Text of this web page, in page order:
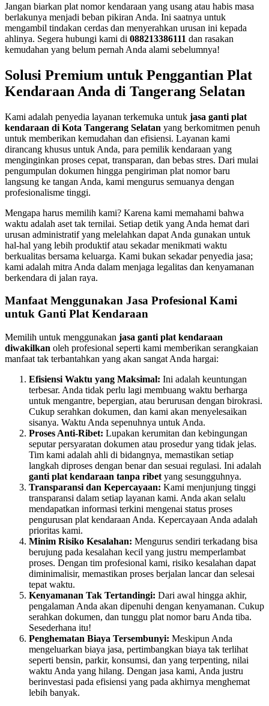
Jangan biarkan plat nomor kendaraan yang usang atau habis masa
berlakunya menjadi beban pikiran Anda. Ini saatnya untuk
mengambil tindakan cerdas dan menyerahkan urusan ini kepada
ahlinya. Segera hubungi kami di 088213386111 dan rasakan
kemudahan yang belum pernah Anda alami sebelumnya!
Solusi Premium untuk Penggantian Plat
Kendaraan Anda di Tangerang Selatan
Kami adalah penyedia layanan terkemuka untuk jasa ganti plat
kendaraan di Kota Tangerang Selatan yang berkomitmen penuh
untuk memberikan kemudahan dan efisiensi. Layanan kami
dirancang khusus untuk Anda, para pemilik kendaraan yang
menginginkan proses cepat, transparan, dan bebas stres. Dari mulai
pengumpulan dokumen hingga pengiriman plat nomor baru
langsung ke tangan Anda, kami mengurus semuanya dengan
profesionalisme tinggi.
Mengapa harus memilih kami? Karena kami memahami bahwa
waktu adalah aset tak ternilai. Setiap detik yang Anda hemat dari
urusan administratif yang melelahkan dapat Anda gunakan untuk
hal-hal yang lebih produktif atau sekadar menikmati waktu
berkualitas bersama keluarga. Kami bukan sekadar penyedia jasa;
kami adalah mitra Anda dalam menjaga legalitas dan kenyamanan
berkendara di jalan raya.
Manfaat Menggunakan Jasa Profesional Kami
untuk Ganti Plat Kendaraan
Memilih untuk menggunakan jasa ganti plat kendaraan
diwakilkan oleh profesional seperti kami memberikan serangkaian
manfaat tak terbantahkan yang akan sangat Anda hargai:
Efisiensi Waktu yang Maksimal: Ini adalah keuntungan
terbesar. Anda tidak perlu lagi membuang waktu berharga
untuk mengantre, bepergian, atau berurusan dengan birokrasi.
Cukup serahkan dokumen, dan kami akan menyelesaikan
sisanya. Waktu Anda sepenuhnya untuk Anda.
Proses Anti-Ribet: Lupakan kerumitan dan kebingungan
seputar persyaratan dokumen atau prosedur yang tidak jelas.
Tim kami adalah ahli di bidangnya, memastikan setiap
langkah diproses dengan benar dan sesuai regulasi. Ini adalah
ganti plat kendaraan tanpa ribet yang sesungguhnya.
Transparansi dan Kepercayaan: Kami menjunjung tinggi
transparansi dalam setiap layanan kami. Anda akan selalu
mendapatkan informasi terkini mengenai status proses
pengurusan plat kendaraan Anda. Kepercayaan Anda adalah
prioritas kami.
Minim Risiko Kesalahan: Mengurus sendiri terkadang bisa
berujung pada kesalahan kecil yang justru memperlambat
proses. Dengan tim profesional kami, risiko kesalahan dapat
diminimalisir, memastikan proses berjalan lancar dan selesai
tepat waktu.
Kenyamanan Tak Tertandingi: Dari awal hingga akhir,
pengalaman Anda akan dipenuhi dengan kenyamanan. Cukup
serahkan dokumen, dan tunggu plat nomor baru Anda tiba.
Sesederhana itu!
Penghematan Biaya Tersembunyi: Meskipun Anda
mengeluarkan biaya jasa, pertimbangkan biaya tak terlihat
seperti bensin, parkir, konsumsi, dan yang terpenting, nilai
waktu Anda yang hilang. Dengan jasa kami, Anda justru
berinvestasi pada efisiensi yang pada akhirnya menghemat
lebih banyak.